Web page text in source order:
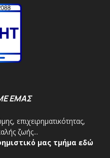
ΕΜΑΣ
επιχειρηματικότητας,
ζωής...
μας τμήμα εδώ